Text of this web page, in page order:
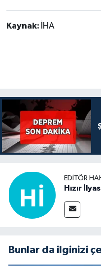
Kaynak: İHA
EDITÖR
Hızır
Bunlar da ilginizi